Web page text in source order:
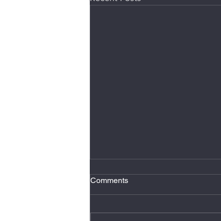
2 minutos de atención plena
Hacer dos minutos de atención
Comments